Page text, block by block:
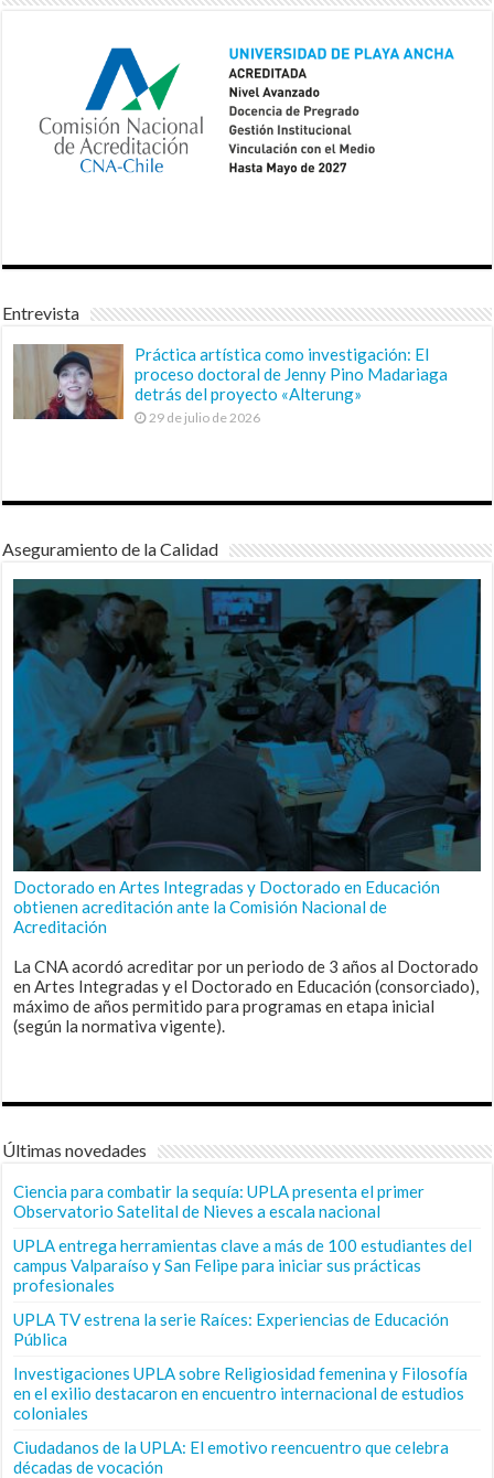
Entrevista
Práctica artística como investigación: El
proceso doctoral de Jenny Pino Madariaga
detrás del proyecto «Alterung»
29 de julio de 2026
Aseguramiento de la Calidad
Doctorado en Artes Integradas y Doctorado en Educación
obtienen acreditación ante la Comisión Nacional de
Acreditación
La CNA acordó acreditar por un periodo de 3 años al Doctorado
en Artes Integradas y el Doctorado en Educación (consorciado),
máximo de años permitido para programas en etapa inicial
(según la normativa vigente).
Últimas novedades
Ciencia para combatir la sequía: UPLA presenta el primer
Observatorio Satelital de Nieves a escala nacional
UPLA entrega herramientas clave a más de 100 estudiantes del
campus Valparaíso y San Felipe para iniciar sus prácticas
profesionales
UPLA TV estrena la serie Raíces: Experiencias de Educación
Pública
Investigaciones UPLA sobre Religiosidad femenina y Filosofía
en el exilio destacaron en encuentro internacional de estudios
coloniales
Ciudadanos de la UPLA: El emotivo reencuentro que celebra
décadas de vocación